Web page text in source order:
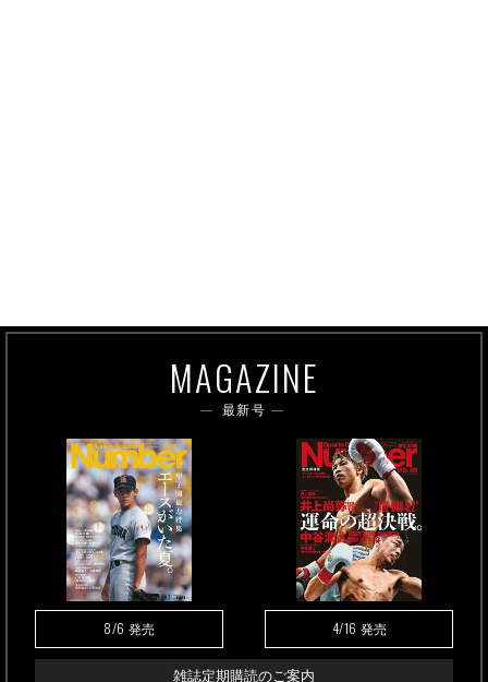
MAGAZINE
最新号
8/6 発売 4/16 発売
雑誌定期購読のご案内